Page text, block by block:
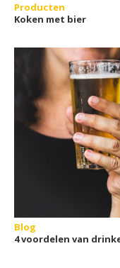
Producten
Koken met bier
Blog
4 voordelen van